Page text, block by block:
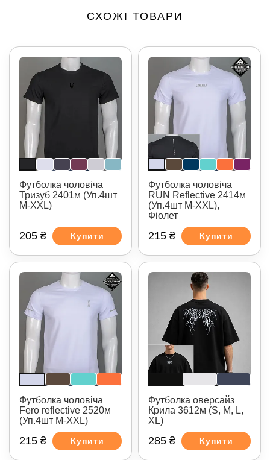
СХОЖІ ТОВАРИ
Футболка чоловіча
Тризуб 2401м (Уп.4шт
M-XXL)
205 ₴ Купити
Футболка чоловіча
RUN Reflective 2414м
(Уп.4шт M-XXL),
Фіолет
215 ₴ Купити
Футболка чоловіча
Fero reflective 2520м
(Уп.4шт M-XXL)
215 ₴ Купити
Футболка оверсайз
Крила 3612м (S, M, L,
XL)
285 ₴ Купити